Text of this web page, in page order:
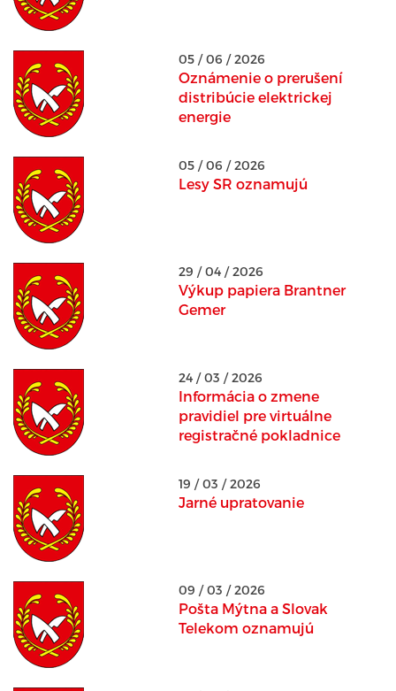
05 / 06 / 2026
Oznámenie o prerušení
distribúcie elektrickej
energie
05 / 06 / 2026
Lesy SR oznamujú
29 / 04 / 2026
Výkup papiera Brantner
Gemer
24 / 03 / 2026
Informácia o zmene
pravidiel pre virtuálne
registračné pokladnice
19 / 03 / 2026
Jarné upratovanie
09 / 03 / 2026
Pošta Mýtna a Slovak
Telekom oznamujú